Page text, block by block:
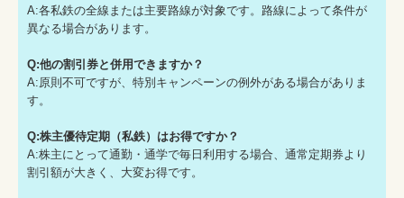
A:各私鉄の全線または主要路線が対象です。路線によって条件が
異なる場合があります。
Q:他の割引券と併用できますか？
A:原則不可ですが、特別キャンペーンの例外がある場合がありま
す。
Q:株主優待定期（私鉄）はお得ですか？
A:株主にとって通勤・通学で毎日利用する場合、通常定期券より
割引額が大きく、大変お得です。